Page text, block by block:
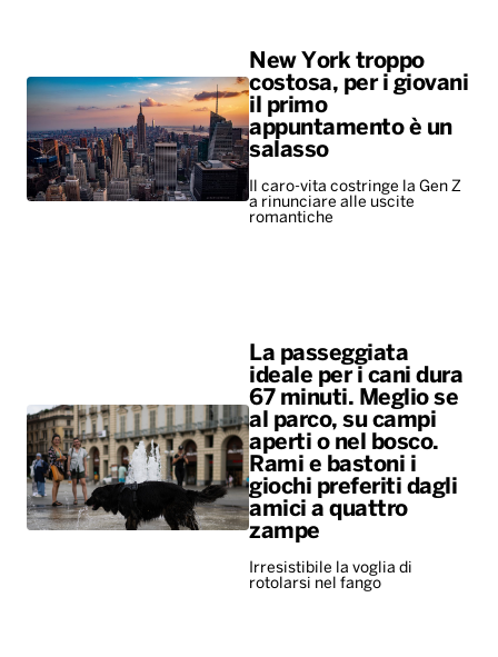
New York troppo
costosa, per i giovani
il primo
appuntamento è un
salasso
Il caro-vita costringe la Gen Z
a rinunciare alle uscite
romantiche
La passeggiata
ideale per i cani dura
67 minuti. Meglio se
al parco, su campi
aperti o nel bosco.
Rami e bastoni i
giochi preferiti dagli
amici a quattro
zampe
Irresistibile la voglia di
rotolarsi nel fango